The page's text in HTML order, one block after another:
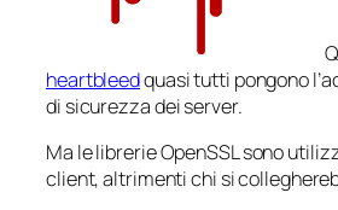
heartbleedquasi tutti pongono
di sicurezza dei server.
Ma le librerie OpenSSL sono
client, altrimenti chi si